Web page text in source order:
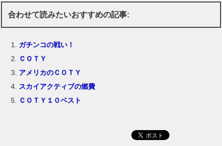
合わせて読みたいおすすめの記事:
ガチンコの戦い！
ＣＯＴＹ
アメリカのＣＯＴＹ
スカイアクティブの燃費
ＣＯＴＹ１０ベスト